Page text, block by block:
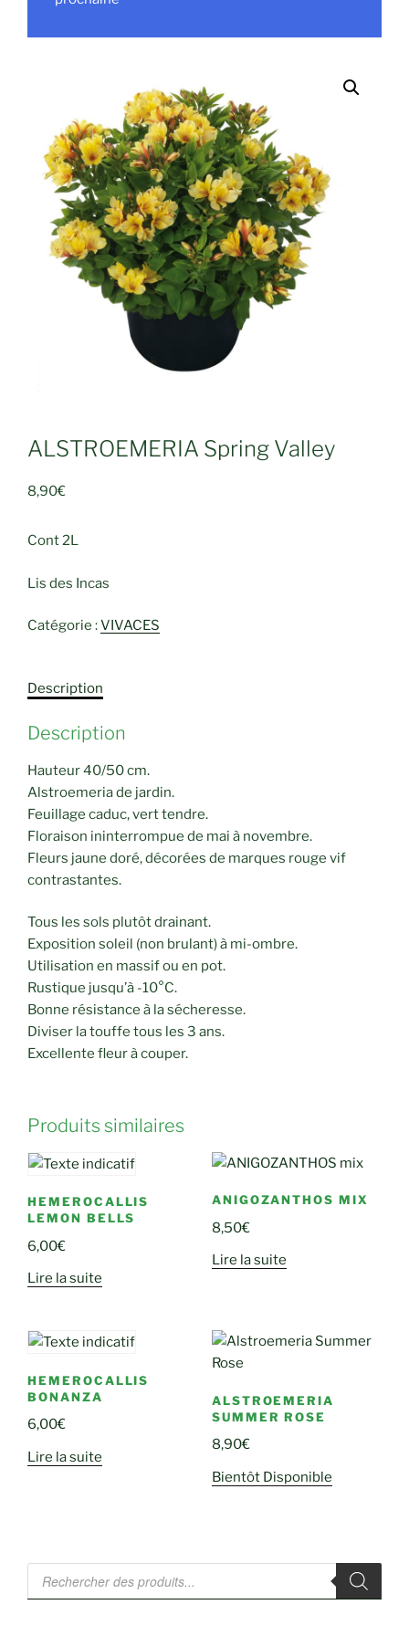
ALSTROEMERIA Spring Valley
8,90€
Cont 2L
Lis des Incas
Catégorie :VIVACES
Description
Description
Hauteur 40/50 cm.
Alstroemeria de jardin.
Feuillage caduc, vert tendre.
Floraison ininterrompue de mai à novembre.
Fleurs jaune doré, décorées de marques rouge vif
contrastantes.
Tous les sols plutôt drainant.
Exposition soleil (non brulant) à mi-ombre.
Utilisation en massif ou en pot.
Rustique jusqu’à -10°C.
Bonne résistance à la sécheresse.
Diviser la touffe tous les 3 ans.
Excellente fleur à couper.
Produits similaires
HEMEROCALLIS
LEMON BELLS
6,00€
Lire la suite
ANIGOZANTHOS MIX
8,50€
Lire la suite
HEMEROCALLIS
BONANZA
6,00€
Lire la suite
ALSTROEMERIA
SUMMER ROSE
8,90€
Bientôt Disponible
Recherche
de
produits